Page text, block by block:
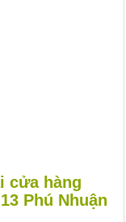
cửa hàng
Phú Nhuận